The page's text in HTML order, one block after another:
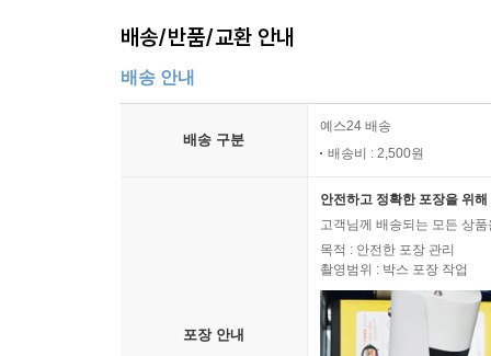
배송/반품/교환 안내
배송 안내
배송 구분
예스24 배송
배송비 : 2,500원
포장 안내
안전하고 정확한 포장을 위
고객님께 배송되는 모든 상
목적 : 안전한 포장 관리
촬영범위 : 박스 포장 작업